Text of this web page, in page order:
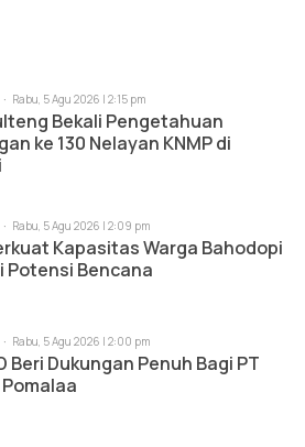
Rabu, 5 Agu 2026 | 2:15 pm
Bekali Pengetahuan
ke 130 Nelayan KNMP di
Rabu, 5 Agu 2026 | 2:09 pm
Kapasitas Warga Bahodopi
Potensi Bencana
Rabu, 5 Agu 2026 | 2:00 pm
Beri Dukungan Penuh Bagi PT